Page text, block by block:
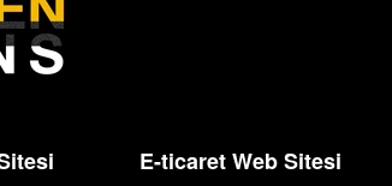
mod konseptini ve kurumsal
E-ticaret Web Sitesi